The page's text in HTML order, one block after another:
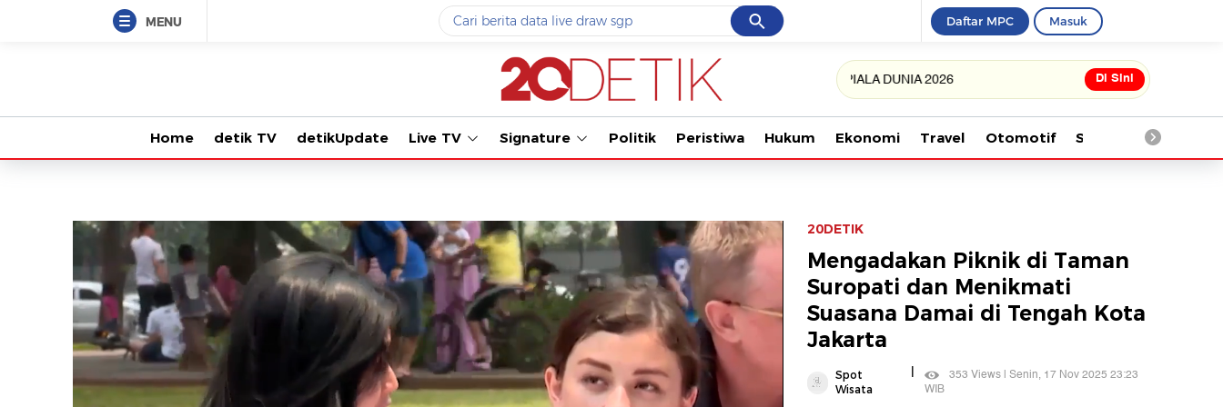
MENU Cancel
Yang sedang ramai dicari
data live draw sgp
#3prabowo
#5gempa hari ini
Promoted
Terakhir yang dicari
Loading...
Daftar MPC Masuk
Tonton kabar terbaru PIALA DUNIA 2026 Di Sini
Home detik TV detikUpdate Live TV Signature Politik Peristiwa Hukum Ekonomi Travel Otomotif Saintek
20DETIK
Mengadakan Piknik di Taman
Suropati dan Menikmati
Suasana Damai di Tengah Kota
Jakarta
Spot
Wisata
|
353 Views | Senin, 17 Nov 2025 23:23
WIB